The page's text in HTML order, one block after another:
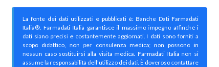
La fonte dei dati utilizzati e pubblicati è: Banche Dati Farmadati
Italia®. Farmadati Italia garantisce il massimo impegno affinché i
dati siano precisi e costantemente aggiornati. I dati sono forniti a
scopo didattico, non per consulenza medica; non possono in
nessun caso sostituirsi alla visita medica. Farmadati Italia non si
assume la responsabilità dell’utilizzo dei dati. È doveroso contattare